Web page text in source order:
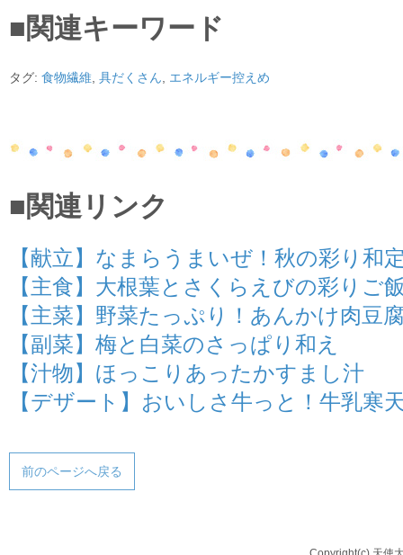
■関連キーワード
タグ: 食物繊維 具だくさん エネルギー控えめ
■関連リンク
【献立】なまらうまいぜ！秋の彩り和
【主食】大根葉とさくらえびの彩りご
【主菜】野菜たっぷり！あんかけ肉豆
【副菜】梅と白菜のさっぱり和え
【汁物】ほっこりあったかすまし汁
【デザート】おいしさ牛っと！牛乳寒
前のページへ戻る